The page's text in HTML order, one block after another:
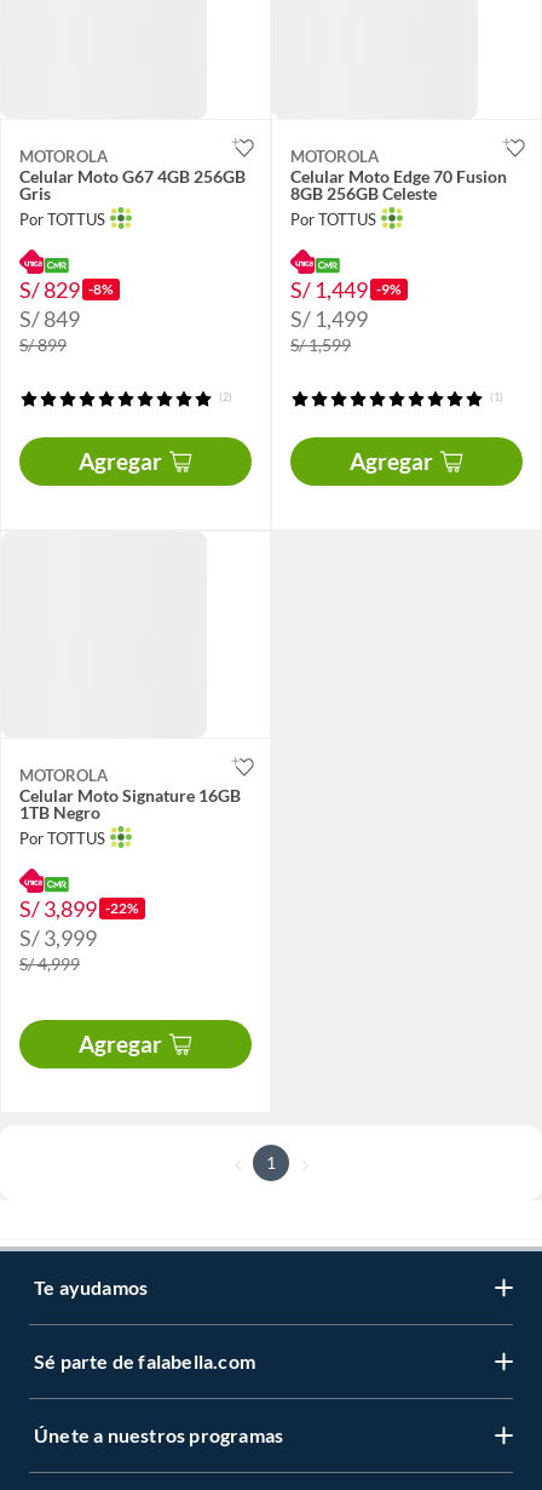
MOTOROLA
Celular Moto G67 4GB 256GB
Gris
Por TOTTUS
S/ 829 -8%
S/ 849
S/ 899
(2)
Agregar
MOTOROLA
Celular Moto Edge 70 Fusion
8GB 256GB Celeste
Por TOTTUS
S/ 1,449 -9%
S/ 1,499
S/ 1,599
(1)
Agregar
MOTOROLA
Celular Moto Signature 16GB
1TB Negro
Por TOTTUS
S/ 3,899 -22%
S/ 3,999
S/ 4,999
Agregar
1
Te ayudamos
Sé parte de falabella.com
Únete a nuestros programas